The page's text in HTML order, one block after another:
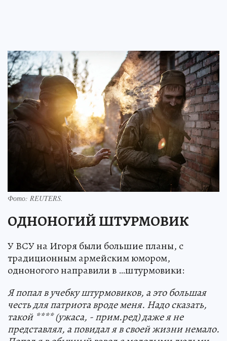
Фото: REUTERS.
ОДНОНОГИЙ ШТУРМОВИК
У ВСУ на Игоря были большие планы, с
традиционным армейским юмором,
одноногого направили в …штурмовики:
Я попал в учебку штурмовиков, а это большая
честь для патриота вроде меня. Надо сказать,
такой **** (ужаса, - прим.ред) даже я не
представлял, а повидал я в своей жизни немало.